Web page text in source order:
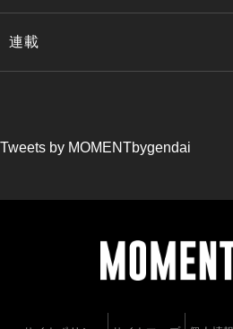
連載
Tweets by MOMENTbygendai